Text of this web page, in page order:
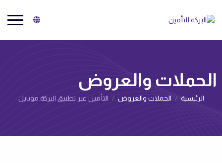
البركة للتأمين
الحملات والعروض‌
الرئيسية الحملات والعروض‌ التأمين عبر تطبيق البركة موبايل